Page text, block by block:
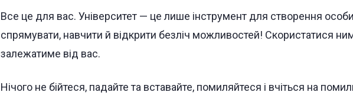
Все це для вас. Університет — це лише інструмент для створення
спрямувати, навчити й відкрити безліч можливостей! Скористатися
залежатиме від вас.
Нічого не бійтеся, падайте та вставайте, помиляйтеся і вчіться на